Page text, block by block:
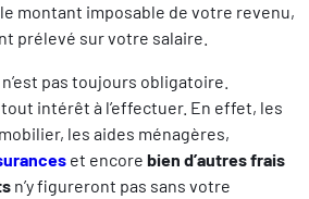
montant imposable de votre revenu,
prélevé sur votre salaire.
n’est pas toujours obligatoire.
intérêt à l’effectuer. En effet, les
les aides ménagères,
et encore bien d’autres frais
n’y figureront pas sans votre